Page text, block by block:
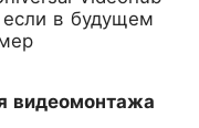
в будущем
видеомонтажа